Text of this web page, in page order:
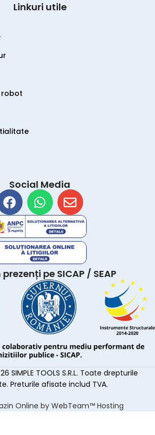
Linkuri utile
robot
Social Media
pe SICAP / SEAP
SIMPLE TOOLS S.R.L. Toate drepturile
Preturile afisate includ TVA.
Online by WebTeam™ Hosting